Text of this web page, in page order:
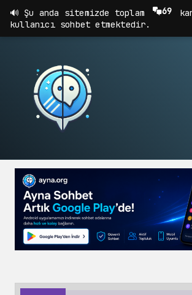
Şu anda sitemizde toplam 69
kullanıcı sohbet etmektedir.
A
Y
N
A
Chat,
Sohbet
Odaları